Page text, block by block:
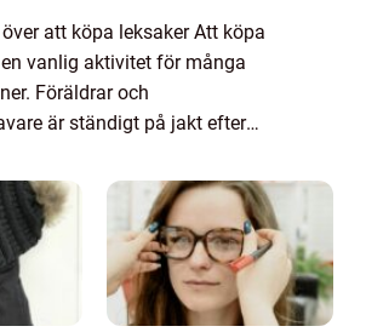
att köpa leksaker Att köpa
vanlig aktivitet för många
Föräldrar och
är ständigt på jakt efter
kan vara intresserade av att